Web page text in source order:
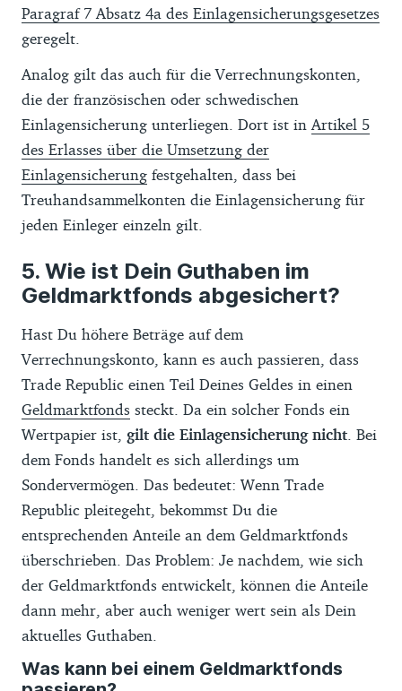
Paragraf 7 Absatz 4a des Einlagensicherungsgesetzes
geregelt.
Analog gilt das auch für die Verrechnungskonten,
die der französischen oder schwedischen
Einlagensicherung unterliegen. Dort ist inArtikel 5
des Erlasses über die Umsetzung der
Einlagensicherung festgehalten, dass bei
Treuhandsammelkonten die Einlagensicherung für
jeden Einleger einzeln gilt.
Wie ist Dein Guthaben im
Geldmarktfonds abgesichert?
Hast Du höhere Beträge auf dem
Verrechnungskonto, kann es auch passieren, dass
Trade Republic einen Teil Deines Geldes in einen
Geldmarktfonds steckt. Da ein solcher Fonds ein
Wertpapier ist, gilt die Einlagensicherung nicht. Bei
dem Fonds handelt es sich allerdings um
Sondervermögen. Das bedeutet: Wenn Trade
Republic pleitegeht, bekommst Du die
entsprechenden Anteile an dem Geldmarktfonds
überschrieben. Das Problem: Je nachdem, wie sich
der Geldmarktfonds entwickelt, können die Anteile
dann mehr, aber auch weniger wert sein als Dein
aktuelles Guthaben.
Was kann bei einem Geldmarktfonds